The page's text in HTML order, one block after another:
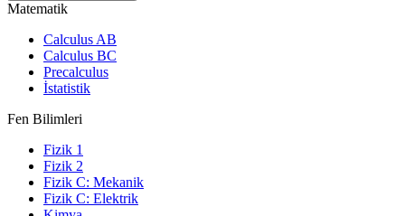
Matematik
Calculus AB
Calculus BC
Precalculus
İstatistik
Fen Bilimleri
Fizik 1
Fizik 2
Fizik C: Mekanik
Fizik C: Elektrik